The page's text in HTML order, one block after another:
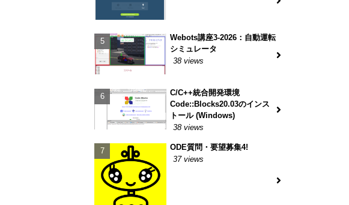
Webots講座3-2026：自動運転
シミュレータ
38 views
C/C++統合開発環境
Code::Blocks20.03のインス
トール (Windows)
38 views
ODE質問・要望募集4!
37 views